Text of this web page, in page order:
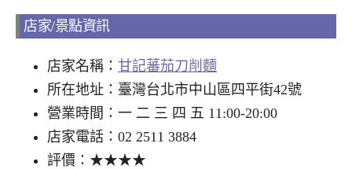
店家/景點資訊
店家名稱： 甘記蕃茄刀削麵
所在地址：臺灣台北市中山區四平街42號
營業時間：一 二 三 四 五 11:00-20:00
店家電話：02 2511 3884
評價：★★★★